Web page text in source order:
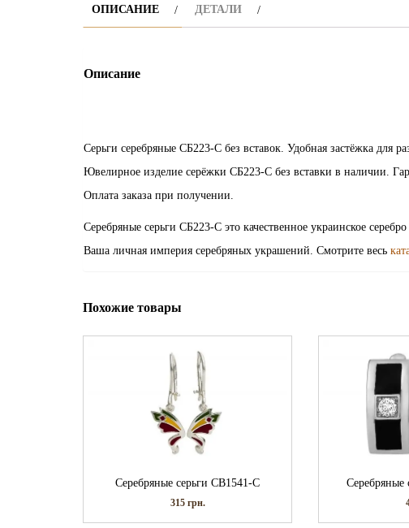
ОПИСАНИЕ ДЕТАЛИ
Описание
Серьги серебряные СБ223-С без вставок. Удобная застёжка
Ювелирное изделие серёжки СБ223-С без вставки в наличии.
Оплата заказа при получении.
Серебряные серьги СБ223-С это качественное украинское
Ваша личная империя серебряных украшений. Смотрите весь
Похожие товары
Серебряные серьги СВ1541-С
315 грн.
Серебряные